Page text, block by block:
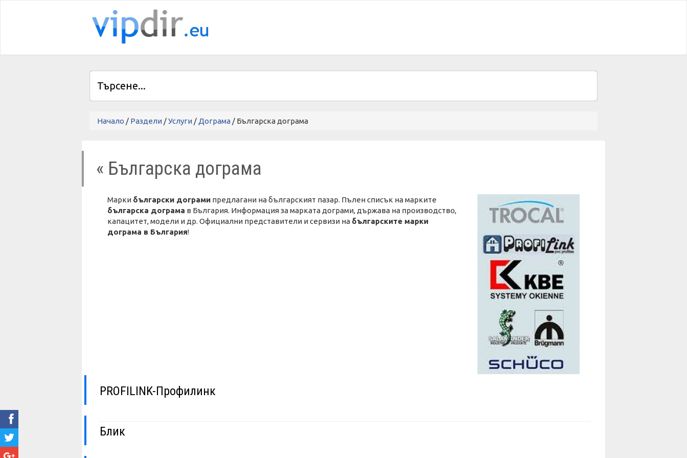
Начало / Раздели /Услуги / Дограма / Българска дограма
« Българска дограма
Марки български дограми предлагани на българският пазар. Пълен списък на марките
българска дограма в България. Информация за марката дограми, държава на производство,
капацитет, модели и др. Официални представители и сервизи на българските марки
дограма в България!
PROFILINK-Профилинк
Блик